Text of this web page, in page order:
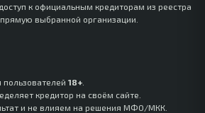
к официальным кредиторам из реестра
выбранной организации.
пользователей 18+
кредитор на своём сайте.
и не влияем на решения МФО/МКК.